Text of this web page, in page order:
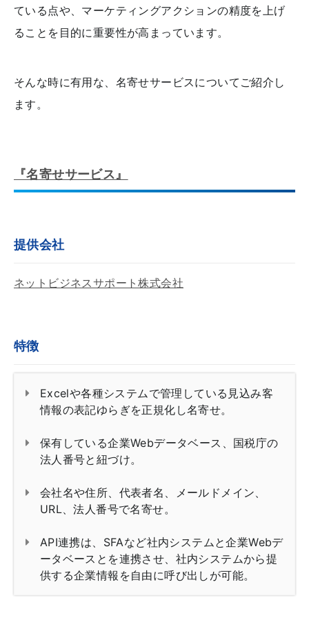
ている点や、マーケティングアクションの精度を上げ
ることを目的に重要性が高まっています。
そんな時に有用な、名寄せサービスについてご紹介し
ます。
『名寄せサービス』
提供会社
ネットビジネスサポート株式会社
特徴
Excelや各種システムで管理している見込み客
情報の表記ゆらぎを正規化し名寄せ。
保有している企業Webデータベース、国税庁の
法人番号と紐づけ。
会社名や住所、代表者名、メールドメイン、
URL、法人番号で名寄せ。
API連携は、SFAなど社内システムと企業Webデ
ータベースとを連携させ、社内システムから提
供する企業情報を自由に呼び出しが可能。